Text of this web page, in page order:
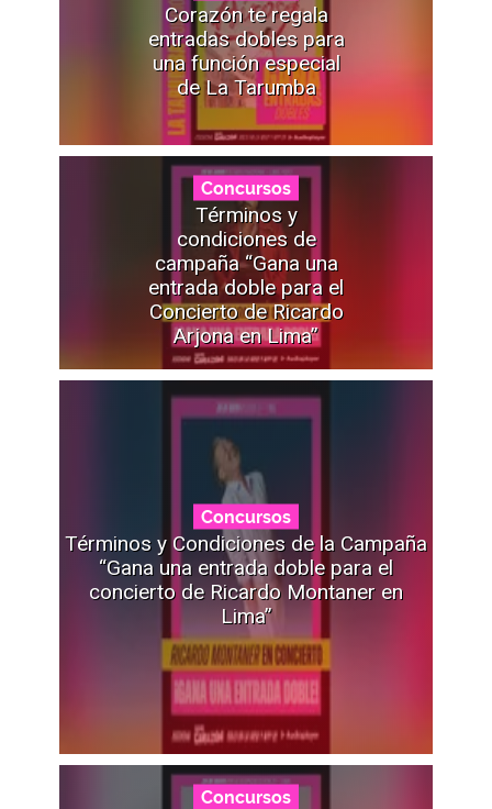
Corazón te regala
entradas dobles para
una función especial
de La Tarumba
Concursos
Términos y
condiciones de
campaña “Gana una
entrada doble para el
Concierto de Ricardo
Arjona en Lima”
Concursos
Términos y Condiciones de la Campaña
“Gana una entrada doble para el
concierto de Ricardo Montaner en
Lima”
Concursos